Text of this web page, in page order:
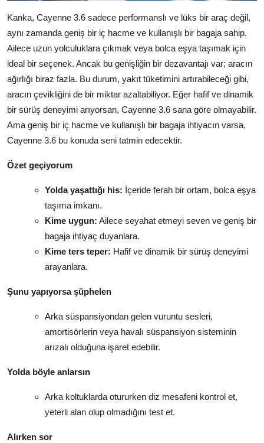
Kanka, Cayenne 3.6 sadece performanslı ve lüks bir araç değil,
aynı zamanda geniş bir iç hacme ve kullanışlı bir bagaja sahip.
Ailece uzun yolculuklara çıkmak veya bolca eşya taşımak için
ideal bir seçenek. Ancak bu genişliğin bir dezavantajı var; aracın
ağırlığı biraz fazla. Bu durum, yakıt tüketimini artırabileceği gibi,
aracın çevikliğini de bir miktar azaltabiliyor. Eğer hafif ve dinamik
bir sürüş deneyimi arıyorsan, Cayenne 3.6 sana göre olmayabilir.
Ama geniş bir iç hacme ve kullanışlı bir bagaja ihtiyacın varsa,
Cayenne 3.6 bu konuda seni tatmin edecektir.
Özet geçiyorum
Yolda yaşattığı his: İçeride ferah bir ortam, bolca eşya
taşıma imkanı.
Kime uygun: Ailece seyahat etmeyi seven ve geniş bir
bagaja ihtiyaç duyanlara.
Kime ters teper: Hafif ve dinamik bir sürüş deneyimi
arayanlara.
Şunu yapıyorsa şüphelen
Arka süspansiyondan gelen vuruntu sesleri,
amortisörlerin veya havalı süspansiyon sisteminin
arızalı olduğuna işaret edebilir.
Yolda böyle anlarsın
Arka koltuklarda otururken diz mesafeni kontrol et,
yeterli alan olup olmadığını test et.
Alırken sor